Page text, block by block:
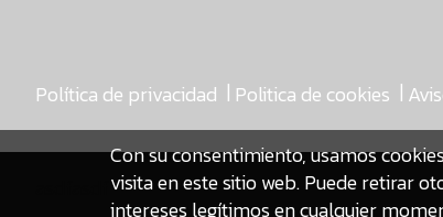
Política de privacidad | Politica de cookies |
Con su consentimiento, usamos
visita en este sitio web. Puede retirar
intereses legítimos en cualquier